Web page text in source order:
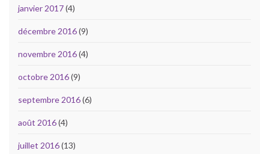
janvier 2017(4)
décembre 2016(9)
novembre 2016(4)
octobre 2016(9)
septembre 2016(6)
août 2016(4)
juillet 2016(13)